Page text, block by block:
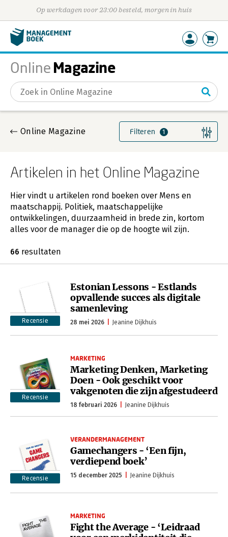
Op werkdagen voor 23:00 besteld, morgen in huis
Online Magazine
Gevonden artikelen
Online Magazine Filteren 1
Artikelen in het Online Magazine
Hier vindt u artikelen rond boeken over Mens en
maatschappij. Politiek, maatschappelijke
ontwikkelingen, duurzaamheid in brede zin, kortom
alles voor de manager die op de hoogte wil zijn.
66 resultaten
Recensie
Estonian Lessons - Estlands
opvallende succes als digitale
samenleving
28 mei 2026 Jeanine Dijkhuis
Recensie
MARKETING
Marketing Denken, Marketing
Doen - Ook geschikt voor
vakgenoten die zijn afgestudeerd
18 februari 2026 Jeanine Dijkhuis
Recensie
VERANDERMANAGEMENT
Gamechangers - ‘Een fijn,
verdiepend boek’
15 december 2025 Jeanine Dijkhuis
MARKETING
Fight the Average - ‘Leidraad